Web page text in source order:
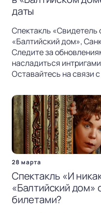
даты
Спектакль «Свидетель
«Балтийский дом»,
Следите за
насладиться
Оставайтесь на связи
28 марта
Спектакль «И
«Балтийский дом»
билетами?